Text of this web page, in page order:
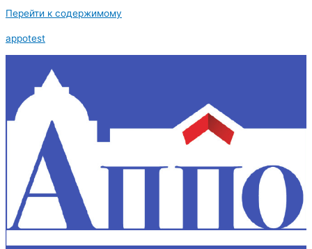
Перейти к содержимому
appotest